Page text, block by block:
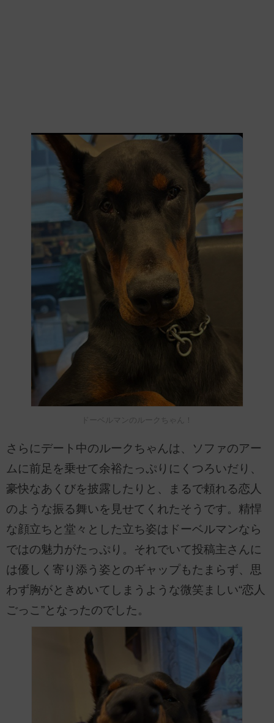
ドーベルマンのルークちゃん！
さらにデート中のルークちゃんは、ソファのアー
ムに前足を乗せて余裕たっぷりにくつろいだり、
豪快なあくびを披露したりと、まるで頼れる恋人
のような振る舞いを見せてくれたそうです。精悍
な顔立ちと堂々とした立ち姿はドーベルマンなら
ではの魅力がたっぷり。それでいて投稿主さんに
は優しく寄り添う姿とのギャップもたまらず、思
わず胸がときめいてしまうような微笑ましい“恋人
ごっこ”となったのでした。